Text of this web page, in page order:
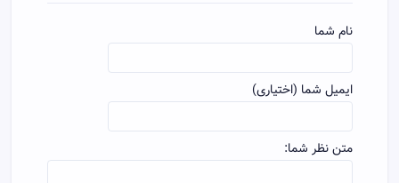
نام شما
ایمیل شما (اختیاری)
متن نظر شما: